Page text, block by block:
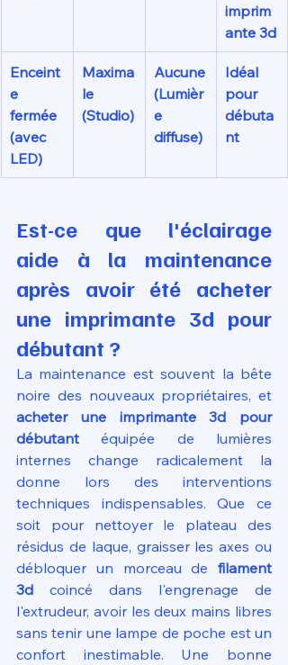
imprim
ante 3d
Enceint
e
fermée
(avec
LED)
Maxima
le
(Studio)
Aucune
(Lumièr
e
diffuse)
Idéal
pour
débuta
nt
Est-ce que l'éclairage
aide à la maintenance
après avoir été acheter
une imprimante 3d pour
débutant ?
La maintenance est souvent la bête
acheter une imprimante 3d pour
débutant équipée de lumières
internes change radicalement la
donne lors des interventions
techniques indispensables. Que ce
soit pour nettoyer le plateau des
résidus de laque, graisser les axes ou
débloquer un morceau de filament
3d coincé dans l'engrenage de
l'extrudeur, avoir les deux mains libres
sans tenir une lampe de poche est un
confort inestimable. Une bonne